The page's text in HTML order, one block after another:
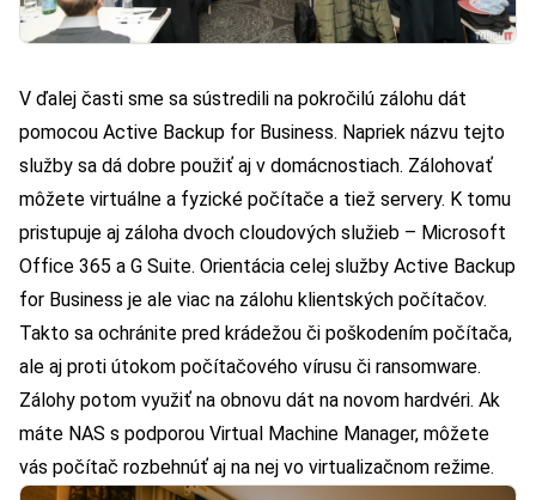
V ďalej časti sme sa sústredili na pokročilú zálohu dát
pomocou Active Backup for Business. Napriek názvu tejto
služby sa dá dobre použiť aj v domácnostiach. Zálohovať
môžete virtuálne a fyzické počítače a tiež servery. K tomu
pristupuje aj záloha dvoch cloudových služieb – Microsoft
Office 365 a G Suite. Orientácia celej služby Active Backup
for Business je ale viac na zálohu klientských počítačov.
Takto sa ochránite pred krádežou či poškodením počítača,
ale aj proti útokom počítačového vírusu či ransomware.
Zálohy potom využiť na obnovu dát na novom hardvéri. Ak
máte NAS s podporou Virtual Machine Manager, môžete
vás počítač rozbehnúť aj na nej vo virtualizačnom režime.